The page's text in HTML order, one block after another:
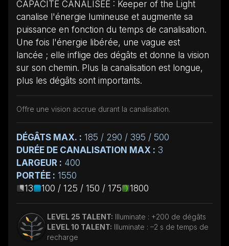
CAPACITÉ CANALISÉE : Keeper of the Light
canalise l'énergie lumineuse et augmente sa
puissance en fonction du temps de canalisation.
Une fois l'énergie libérée, une vague est
lancée ; elle inflige des dégâts et donne la vision
sur son chemin. Plus la canalisation est longue,
plus les dégâts sont importants.
Offre une vision accrue durant la canalisation.
DÉGÂTS MAX. : 185 / 290 / 395 / 500
DURÉE DE CANALISATION MAX : 3
LARGEUR : 400
PORTÉE : 1550
13
100 / 125 / 150 / 175 1800
LEVEL 25 TALENT: Illuminate : +200 de dégâts
LEVEL 10 TALENT: Illuminate : –2 s de temps de
recharge